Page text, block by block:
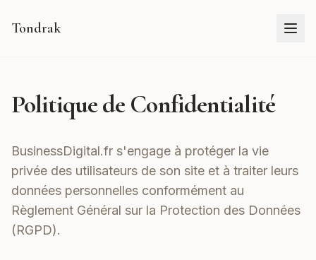
Tondrak
Politique de Confidentialité
BusinessDigital.fr s'engage à protéger la vie
privée des utilisateurs de son site et à traiter leurs
données personnelles conformément au
Règlement Général sur la Protection des Données
(RGPD).